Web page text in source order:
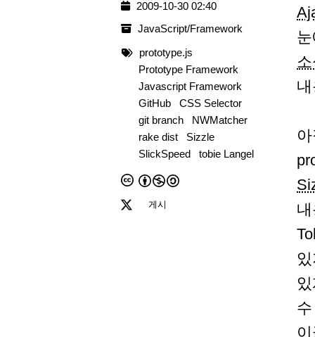
2009-10-30 02:40
JavaScript/Framework
prototype.js
Prototype Framework
Javascript Framework
GitHub
CSS Selector
git branch
NWMatcher
rake dist
Sizzle
SlickSpeed
tobie Langel
게시